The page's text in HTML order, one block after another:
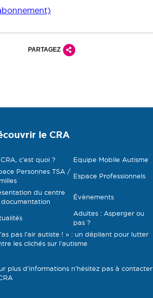
PARTAGEZ
le CRA
c’est quoi ?
Equipe Mobile Autisme
Personnes TSA /
Espace Professionnels
du centre
Évènements
Adultes : Asperger ou
pas ?
pas l’air autiste ! » : un dépliant pour lutter
les clichés sur l’autisme
plus d’informations n’hésitez pas à contacter